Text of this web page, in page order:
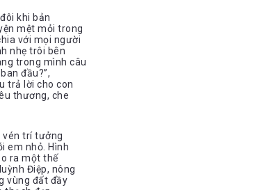
khi bản
mệt mỏi trong
với mọi người
nhẹ trôi bên
trong mình câu
đầu?”,
trả lời cho con
thương, che
vén trí tưởng
em nhỏ. Hình
ra một thế
Điệp, nông
vùng đất đầy